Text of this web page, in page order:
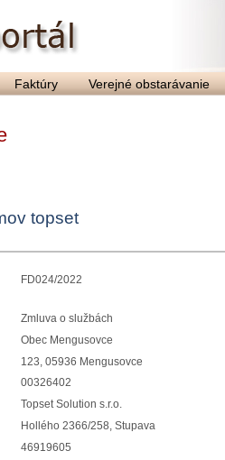
Faktúry Verejné obstarávanie
topset
FD024/2022
Zmluva o službách
Obec Mengusovce
123, 05936 Mengusovce
00326402
Topset Solution s.r.o.
Hollého 2366/258, Stupava
46919605